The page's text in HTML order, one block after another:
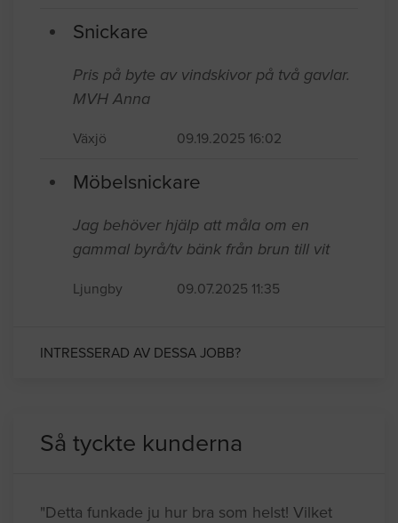
Snickare
Pris på byte av vindskivor på två gavlar.
MVH Anna
Växjö 09.19.2025 16:02
Möbelsnickare
Jag behöver hjälp att måla om en
gammal byrå/tv bänk från brun till vit
Ljungby 09.07.2025 11:35
INTRESSERAD AV DESSA JOBB?
Så tyckte kunderna
"Detta funkade ju hur bra som helst! Vilket